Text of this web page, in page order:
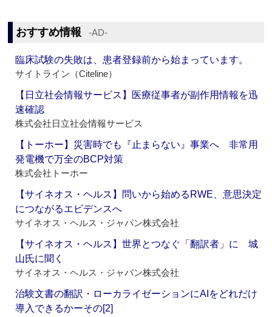
おすすめ情報 ‐AD‐
臨床試験の失敗は、患者登録前から始まっています。
サイトライン（Citeline）
【日立社会情報サービス】医療従事者が副作用情報を迅
速確認
株式会社日立社会情報サービス
【トーホー】災害時でも『止まらない』事業へ 非常用
発電機で万全のBCP対策
株式会社トーホー
【サイネオス・ヘルス】問いから始めるRWE、意思決定
につながるエビデンスへ
サイネオス・ヘルス・ジャパン株式会社
【サイネオス・ヘルス】世界とつなぐ「翻訳者」に 城
山氏に聞く
サイネオス・ヘルス・ジャパン株式会社
治験文書の翻訳・ローカライゼーションにAIをどれだけ
導入できるかーその[2]